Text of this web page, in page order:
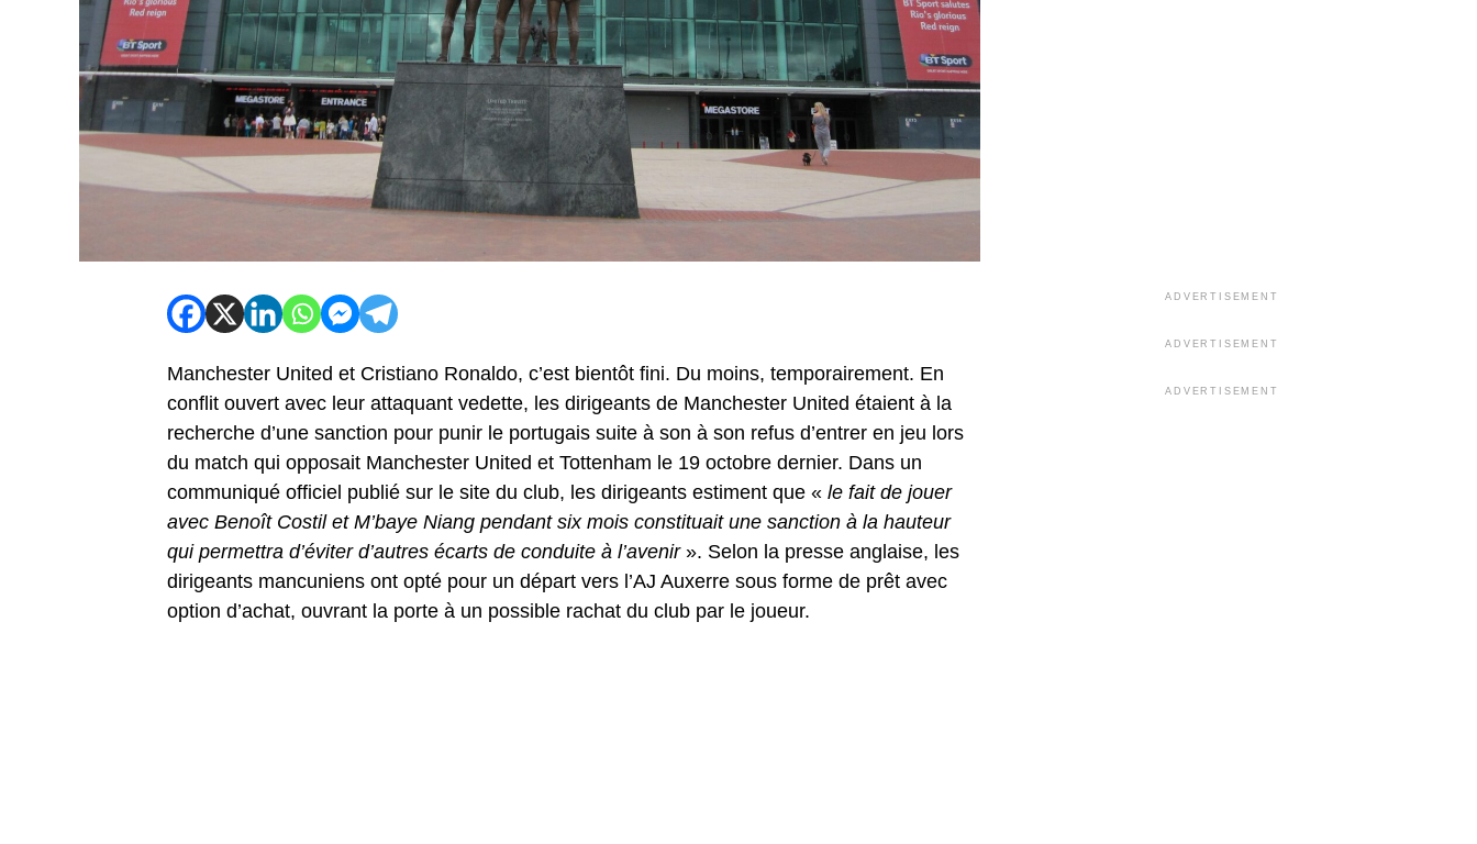
Manchester United et Cristiano Ronaldo, c’est bientôt fini. Du moins, temporairement. En
conflit ouvert avec leur attaquant vedette, les dirigeants de Manchester United étaient à la
recherche d’une sanction pour punir le portugais suite à son à son refus d’entrer en jeu lors
du match qui opposait Manchester United et Tottenham le 19 octobre dernier. Dans un
communiqué officiel publié sur le site du club, les dirigeants estiment que « le fait de jouer
avec Benoît Costil et M’baye Niang pendant six mois constituait une sanction à la hauteur
qui permettra d’éviter d’autres écarts de conduite à l’avenir». Selon la presse anglaise, les
dirigeants mancuniens ont opté pour un départ vers l’AJ Auxerre sous forme de prêt avec
option d’achat, ouvrant la porte à un possible rachat du club par le joueur.
ADVERTISEMENT
ADVERTISEMENT
ADVERTISEMENT